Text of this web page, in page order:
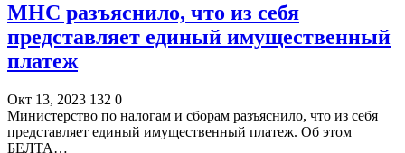
МНС разъяснило, что из себя
представляет единый имущественный
платеж
Окт 13, 2023 132 0
Министерство по налогам и сборам разъяснило, что из себя
представляет единый имущественный платеж. Об этом
БЕЛТА…